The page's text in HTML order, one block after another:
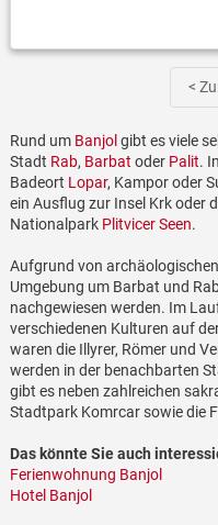
<
Rund um Banjolgibt es viele
Stadt Rab, Barbat oder Palit.
Badeort Lopar, Kampor oder
ein Ausflug zur Insel Krk oder
Nationalpark Plitvicer Seen.
Aufgrund von
Umgebung um Barbat und
nachgewiesen werden. Im
verschiedenen Kulturen auf
waren die Illyrer, Römer und
werden in der benachbarten
gibt es neben zahlreichen
Stadtpark Komrcar sowie die
Das könnte Sie auch
Ferienwohnung Banjol
Hotel Banjol